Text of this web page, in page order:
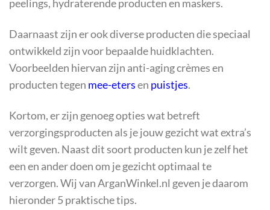
peelings, hydraterende producten en maskers.
Daarnaast zijn er ook diverse producten die speciaal
ontwikkeld zijn voor bepaalde huidklachten.
Voorbeelden hiervan zijn anti-aging crèmes en
producten tegen mee-etersen puistjes.
Kortom, er zijn genoeg opties wat betreft
verzorgingsproducten als je jouw gezicht wat extra’s
wilt geven. Naast dit soort producten kun je zelf het
een en ander doen om je gezicht optimaal te
verzorgen. Wij van ArganWinkel.nl geven je daarom
hieronder 5 praktische tips.